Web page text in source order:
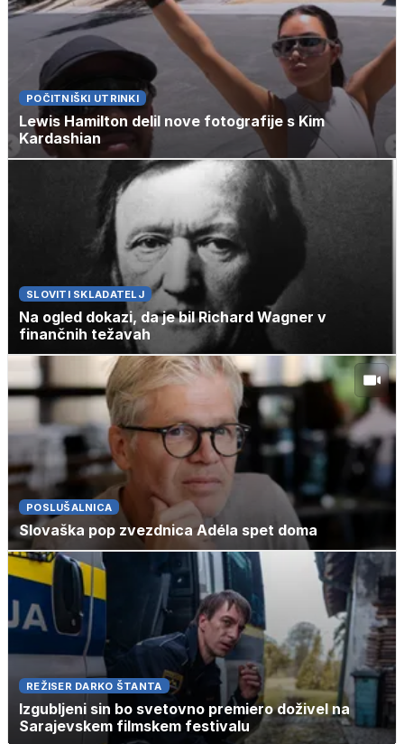
POČITNIŠKI UTRINKI
Lewis Hamilton delil nove fotografije s Kim
Kardashian
SLOVITI SKLADATELJ
Na ogled dokazi, da je bil Richard Wagner v
finančnih težavah
POSLUŠALNICA
Slovaška pop zvezdnica Adéla spet doma
REŽISER DARKO ŠTANTA
Izgubljeni sin bo svetovno premiero doživel na
Sarajevskem filmskem festivalu